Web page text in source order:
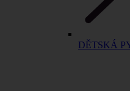
DĚTSKÁ